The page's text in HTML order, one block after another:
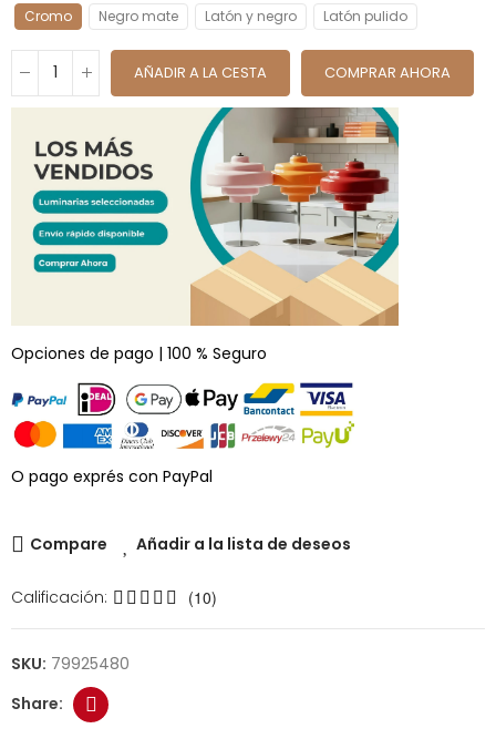
Cromo Negro mate Latón y negro Latón pulido
AÑADIR A LA CESTA COMPRAR AHORA
Opciones de pago | 100 % Seguro
O pago exprés con PayPal
Compare Añadir a la lista de deseos
Calificación: (10)
SKU: 79925480